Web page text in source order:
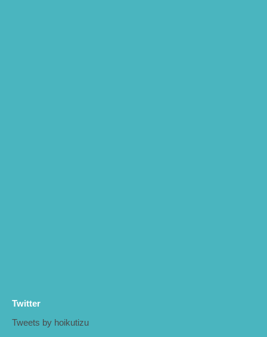
Twitter
Tweets by hoikutizu